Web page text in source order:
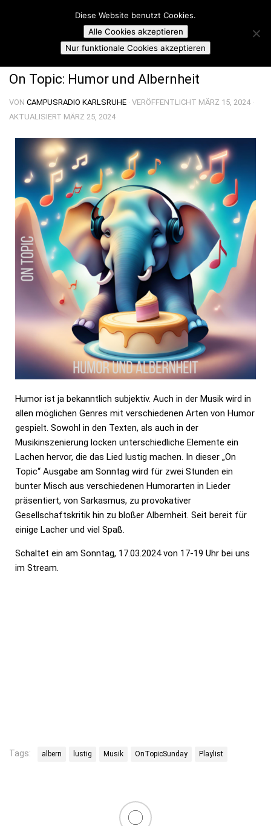
Skip to content
Campusradio Karlsruhe
ON TOPIC SUNDAY
On Topic: Humor und Albernheit
VON CAMPUSRADIO KARLSRUHE · VERÖFFENTLICHT MÄRZ 15, 2024·
AKTUALISIERT MÄRZ 25, 2024
Humor ist ja bekanntlich subjektiv. Auch in der Musik wird in
allen möglichen Genres mit verschiedenen Arten von Humor
gespielt. Sowohl in den Texten, als auch in der
Musikinszenierung locken unterschiedliche Elemente ein
Lachen hervor, die das Lied lustig machen. In dieser „On
Topic“ Ausgabe am Sonntag wird für zwei Stunden ein
bunter Misch aus verschiedenen Humorarten in Lieder
präsentiert, von Sarkasmus, zu provokativer
Gesellschaftskritik hin zu bloßer Albernheit. Seit bereit für
einige Lacher und viel Spaß.
Schaltet ein am Sonntag, 17.03.2024 von 17-19 Uhr bei uns
im Stream.
Tags: albern lustig Musik OnTopicSunday Playlist
Diese Website benutzt Cookies.
Alle Cookies akzeptieren
Nur funktionale Cookies akzeptieren